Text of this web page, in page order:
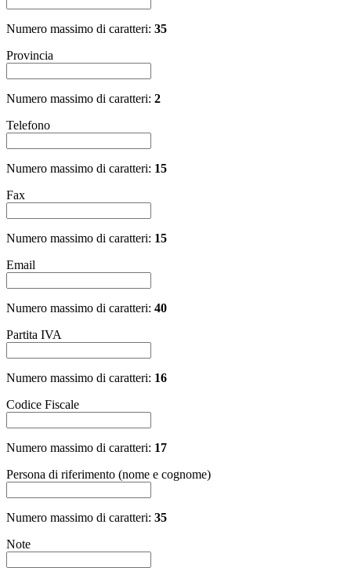
Numero massimo di caratteri: 35
Provincia
Numero massimo di caratteri: 2
Telefono
Numero massimo di caratteri: 15
Fax
Numero massimo di caratteri: 15
Email
Numero massimo di caratteri: 40
Partita IVA
Numero massimo di caratteri: 16
Codice Fiscale
Numero massimo di caratteri: 17
Persona di riferimento (nome e cognome)
Numero massimo di caratteri: 35
Note